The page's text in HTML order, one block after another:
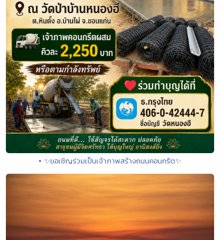
• ✨ขอเชิญร่วมเป็นเจ้าภาพสร้างถนนคอนกรีต✨